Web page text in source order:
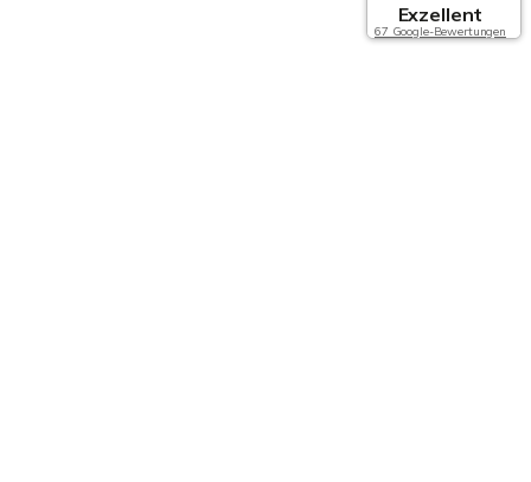
Exzellent
67 Google-Bewertungen